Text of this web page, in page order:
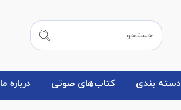
دسته بندی کتاب‌های صوتی درباره ما